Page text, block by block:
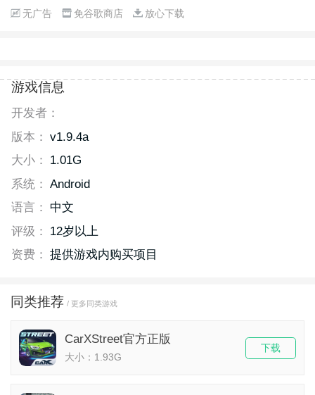
无广告 免谷歌商店 放心下载
游戏信息
开发者：
版本： v1.9.4a
大小：
1.01G
系统： Android
语言：
中文
评级：
12岁以上
资费： 提供游戏内购买项目
同类推荐 / 更多同类游戏
CarXStreet官方正版
大小：1.93G
下载